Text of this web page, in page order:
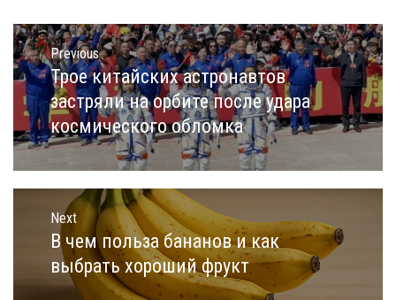
Навигация
по
записям
Previous
Previous
post:
Трое китайских астронавтов
застряли на орбите после удара
космического обломка
Next
Next
post:
В чем польза бананов и как
выбрать хороший фрукт